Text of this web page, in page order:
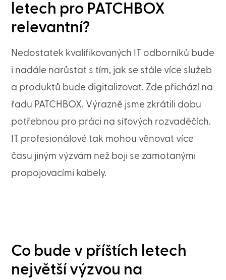
letech pro PATCHBOX
relevantní?
Nedostatek kvalifikovaných IT odborníků bude
i nadále narůstat s tím, jak se stále více služeb
a produktů bude digitalizovat. Zde přichází na
řadu PATCHBOX. Výrazně jsme zkrátili dobu
potřebnou pro práci na síťových rozvaděčích.
IT profesionálové tak mohou věnovat více
času jiným výzvám než boji se zamotanými
propojovacími kabely.
Co bude v příštích letech
největší výzvou na